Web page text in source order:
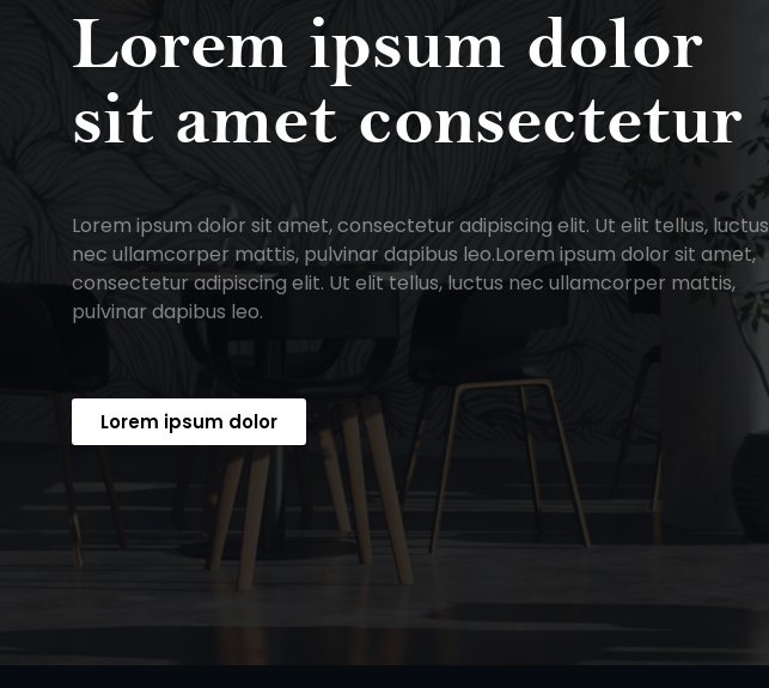
Lorem ipsum dolor
sit amet consectetur
Lorem ipsum dolor sit amet, consectetur adipiscing elit. Ut elit tellus, luctus
nec ullamcorper mattis, pulvinar dapibus leo.Lorem ipsum dolor sit amet,
consectetur adipiscing elit. Ut elit tellus, luctus nec ullamcorper mattis,
pulvinar dapibus leo.
Lorem ipsum dolor